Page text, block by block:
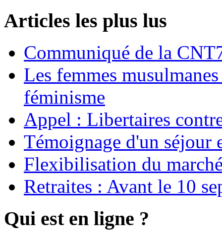
Articles les plus lus
Communiqué de la
Les femmes
féminisme
Appel : Libertaires
Témoignage d'un séjour
Flexibilisation du
Retraites : Avant le 10
Qui est en ligne ?